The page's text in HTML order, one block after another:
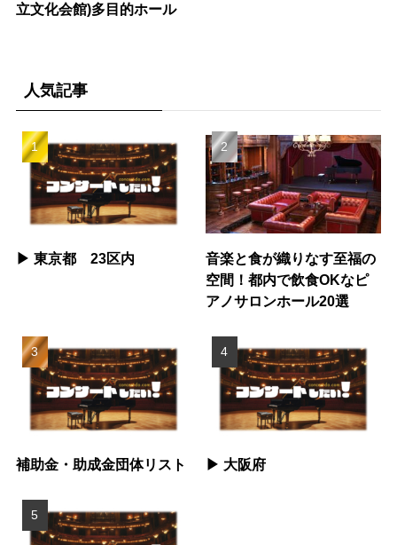
立文化会館)多目的ホール
人気記事
▶︎ 東京都 23区内
音楽と食が織りなす至福の
空間！都内で飲食OKなピ
アノサロンホール20選
補助金・助成金団体リスト ▶︎ 大阪府